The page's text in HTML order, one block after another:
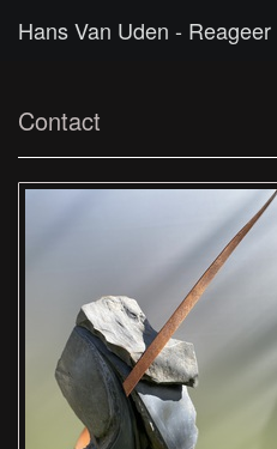
Hans Van Uden - Reageer
Contact